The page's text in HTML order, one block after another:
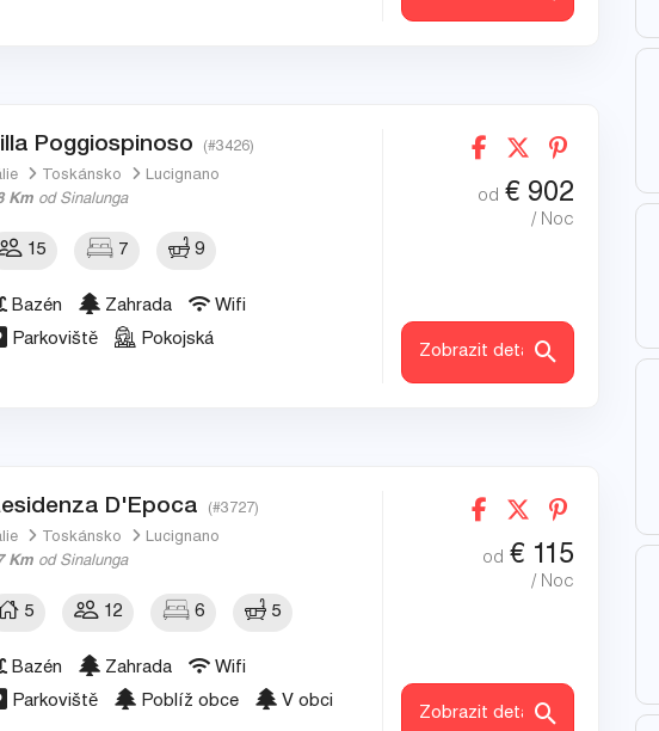
Poggiospinoso (#3426)
Toskánsko
Lucignano
Km od Sinalunga
15 7 9
Bazén Zahrada
Wifi
Parkoviště
Pokojská
od € 902
/ Noc
Zobrazit detaily
D'Epoca (#3727)
Toskánsko
Lucignano
Km od Sinalunga
5 12 6 5
Bazén Zahrada
Wifi
Parkoviště
Poblíž obce V obci
od € 115
/ Noc
Zobrazit detaily